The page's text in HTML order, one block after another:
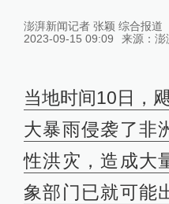
澎湃新闻记者 张颖 综合报道
2023-09-15 09:09
来源： 澎
当地时间10日，
大暴雨侵袭了非
性洪灾，造成大
象部门已就可能